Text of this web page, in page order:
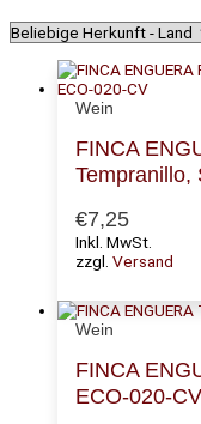
Wein
FINCA
Tempranillo,
€7,25
Inkl. MwSt.
zzgl. Versand
Wein
FINCA
ECO-020-CV